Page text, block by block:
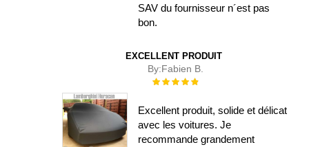
SAV du fournisseur n´est pas
bon.
EXCELLENT PRODUIT
By:Fabien B.
Évaluation :
Excellent produit, solide et délicat
avec les voitures. Je
recommande grandement